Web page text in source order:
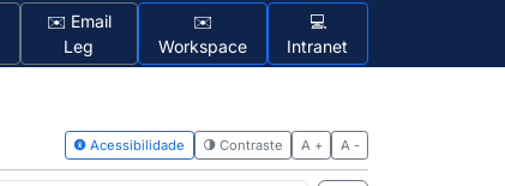
✉️ Email
Leg
✉️
Workspace
💻
Intranet